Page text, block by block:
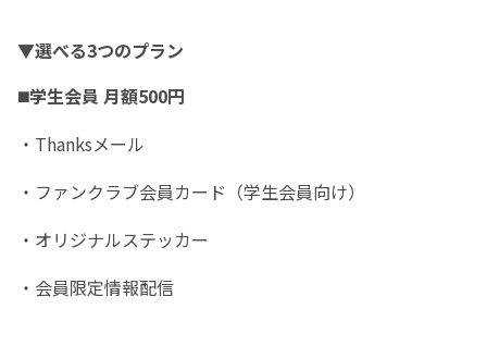
▼選べる3つのプラン
◼️学生会員 月額500円
・Thanksメール
・ファンクラブ会員カード（学生会員向け）
・オリジナルステッカー
・会員限定情報配信